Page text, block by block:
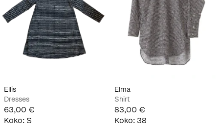
Ellis
Dresses
63,00 €
Koko: S
Elma
Shirt
83,00 €
Koko: 38